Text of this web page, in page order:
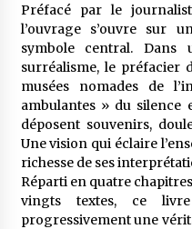
Première
fabriquée
algériens
3
Université
cursus
en langue
3
Préfacé par le
l’ouvrage s’ouvre sur
symbole central. Dans
surréalisme, le préfacier
musées nomades de
ambulantes » du silence
déposent souvenirs,
Une vision qui éclaire
richesse de ses
Réparti en quatre
vingts textes, ce
progressivement une